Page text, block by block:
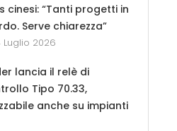
cinesi: “Tanti progetti in
Serve chiarezza”
Luglio 2026
lancia il relè di
Tipo 70.33,
anche su impianti